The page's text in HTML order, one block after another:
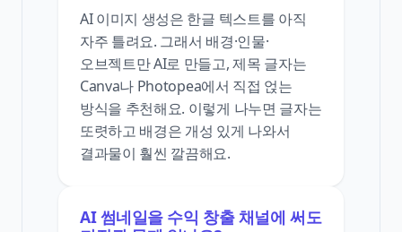
AI 이미지 생성은 한글 텍스트를 아직
자주 틀려요. 그래서 배경·인물·
오브젝트만 AI로 만들고, 제목 글자는
Canva나 Photopea에서 직접 얹는
방식을 추천해요. 이렇게 나누면 글자는
또렷하고 배경은 개성 있게 나와서
결과물이 훨씬 깔끔해요.
AI 썸네일을 수익 창출 채널에 써도